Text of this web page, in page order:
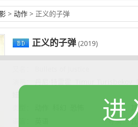
> 动作 > 正义的子弹
正义的子弹 (2019)
娃
地区：
导演：
进